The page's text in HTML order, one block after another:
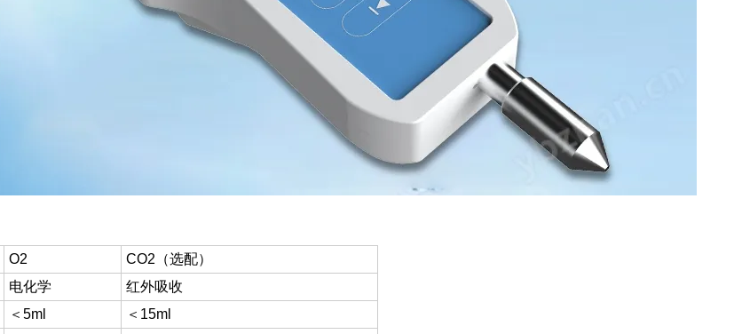
O2
CO2（选配）
电化学
红外吸收
＜5ml ＜15ml